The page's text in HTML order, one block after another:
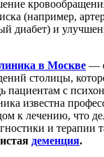
(например,
диабет) и
в Москве —
столицы,
с
известна
к лечению, что
и терапии
деменция.